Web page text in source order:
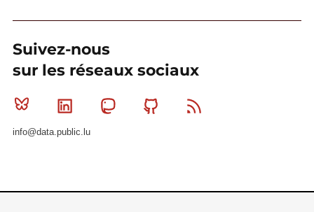
Suivez-nous
sur les réseaux sociaux
Bluesky Linkedin MastodonGithub
info@data.public.lu